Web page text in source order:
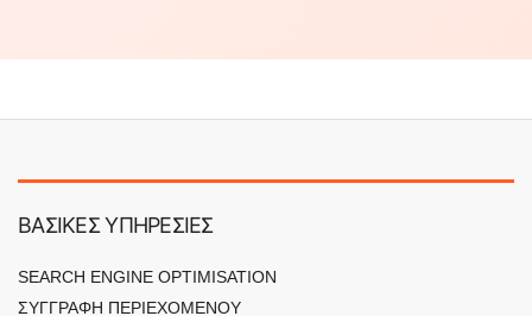
ΒΑΣΙΚΕΣ ΥΠΗΡΕΣΙΕΣ
SEARCH ENGINE OPTIMISATION
ΣΥΓΓΡΑΦΗ ΠΕΡΙΕΧΟΜΕΝΟΥ